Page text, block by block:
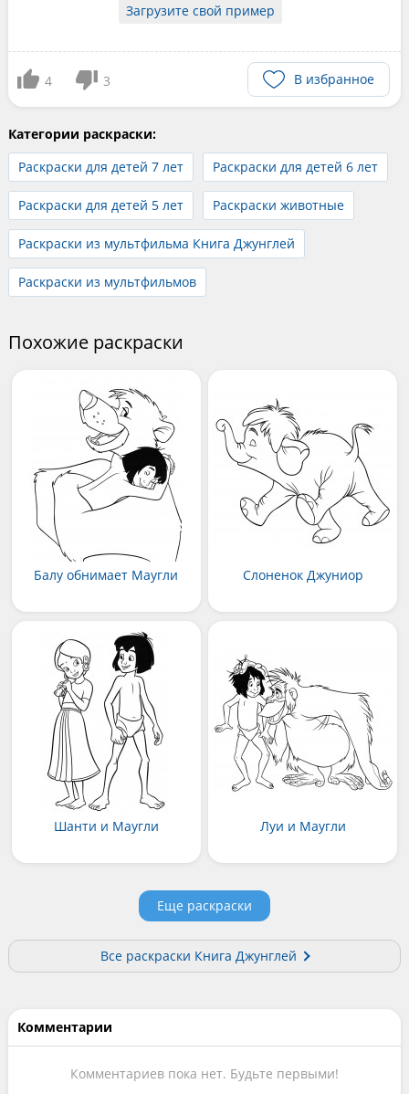
Загрузите свой пример
4 3 В избранное
Категории раскраски:
Раскраски для детей 7 лет
Раскраски для детей 6 лет
Раскраски для детей 5 лет Раскраски животные
Раскраски из мультфильма Книга Джунглей
Раскраски из мультфильмов
Похожие раскраски
Балу обнимает Маугли Слоненок Джуниор
Шанти и Маугли Луи и Маугли
Еще раскраски
Все раскраски Книга Джунглей
Комментарии
Комментариев пока нет. Будьте первыми!